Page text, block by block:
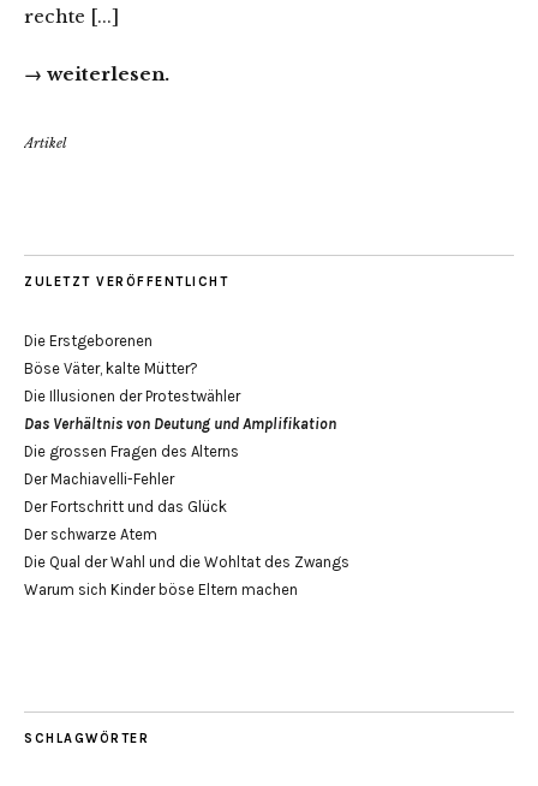
rechte [...]
→ weiterlesen.
Artikel
ZULETZT VERÖFFENTLICHT
Die Erstgeborenen
Böse Väter, kalte Mütter?
Die Illusionen der Protestwähler
Das Verhältnis von Deutung und Amplifikation
Die grossen Fragen des Alterns
Der Machiavelli-Fehler
Der Fortschritt und das Glück
Der schwarze Atem
Die Qual der Wahl und die Wohltat des Zwangs
Warum sich Kinder böse Eltern machen
SCHLAGWÖRTER